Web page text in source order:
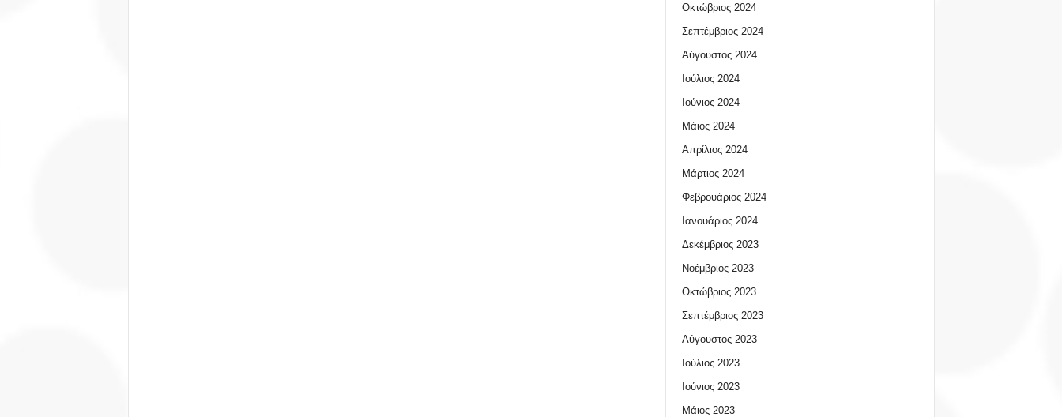
Οκτώβριος 2024
Σεπτέμβριος 2024
Αύγουστος 2024
Ιούλιος 2024
Ιούνιος 2024
Μάιος 2024
Απρίλιος 2024
Μάρτιος 2024
Φεβρουάριος 2024
Ιανουάριος 2024
Δεκέμβριος 2023
Νοέμβριος 2023
Οκτώβριος 2023
Σεπτέμβριος 2023
Αύγουστος 2023
Ιούλιος 2023
Ιούνιος 2023
Μάιος 2023